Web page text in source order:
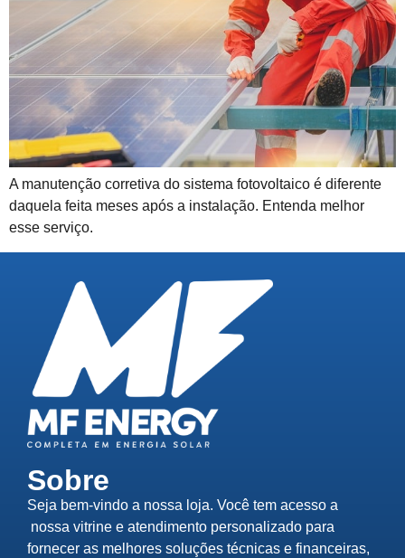
A manutenção corretiva do sistema fotovoltaico é diferente
daquela feita meses após a instalação. Entenda melhor
esse serviço.
Sobre
Seja bem-vindo a nossa loja. Você tem acesso a
nossa vitrine e atendimento personalizado para
fornecer as melhores soluções técnicas e financeiras,